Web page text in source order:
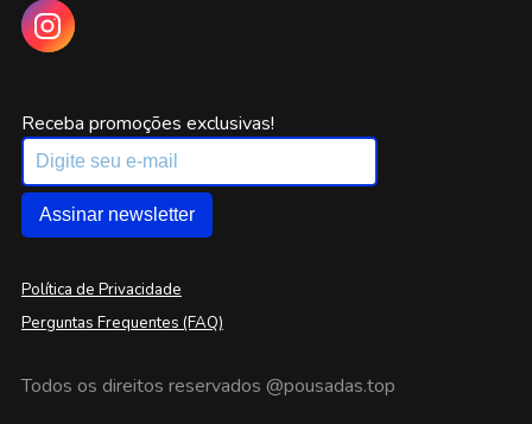
Receba promoções exclusivas!
Assinar newsletter
Política de Privacidade
Perguntas Frequentes (FAQ)
Todos os direitos reservados @pousadas.top